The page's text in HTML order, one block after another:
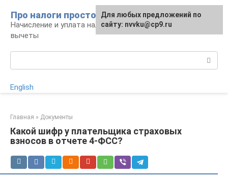
контенту
Про налоги просто
Начисление и уплата налогов, налоговые
вычеты
English
Главная » Документы
Какой шифр у плательщика страховых
взносов в отчете 4-ФСС?
Для любых предложений по
сайту: nvvku@cp9.ru